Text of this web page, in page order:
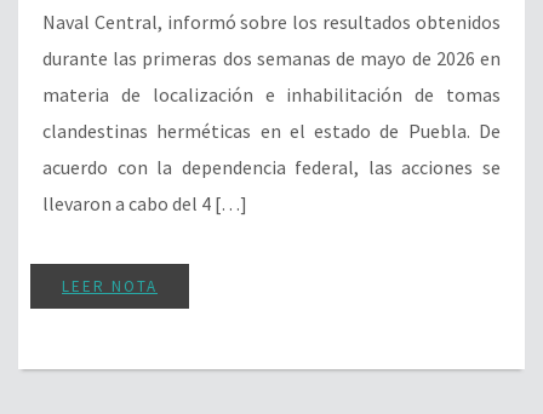
Naval Central, informó sobre los resultados obtenidos
durante las primeras dos semanas de mayo de 2026 en
materia de localización e inhabilitación de tomas
clandestinas herméticas en el estado de Puebla. De
acuerdo con la dependencia federal, las acciones se
llevaron a cabo del 4 […]
LEER NOTA